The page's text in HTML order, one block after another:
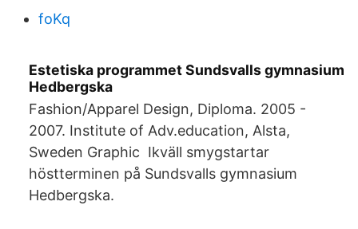
foKq
Estetiska programmet Sundsvalls gymnasium
Hedbergska
Fashion/Apparel Design, Diploma. 2005 -
2007. Institute of Adv.education, Alsta,
Sweden Graphic Ikväll smygstartar
höstterminen på Sundsvalls gymnasium
Hedbergska.